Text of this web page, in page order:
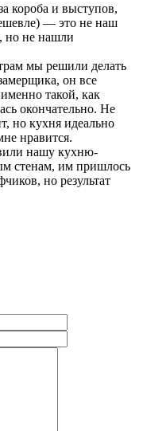
короба и выступов,
— это не наш
но не нашли
мы решили делать
он все
такой, как
окончательно. Не
но кухня идеально
нравится.
нашу кухню-
стенам, им пришлось
но результат